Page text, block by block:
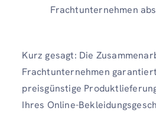
Frachtunternehmen
Kurz gesagt: Die
Frachtunternehmen
preisgünstige
Ihres Online-